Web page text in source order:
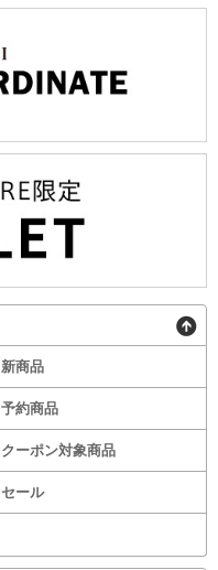
新商品
予約商品
クーポン対象商品
セール